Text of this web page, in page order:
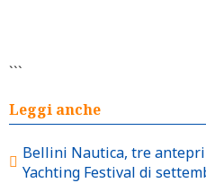
```
Leggi anche
Bellini Nautica, tre
Yachting Festival di